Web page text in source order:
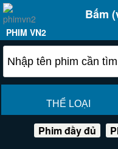
Bấm
PHIM VN2
THỂ LOẠI
Phim đầy đủ